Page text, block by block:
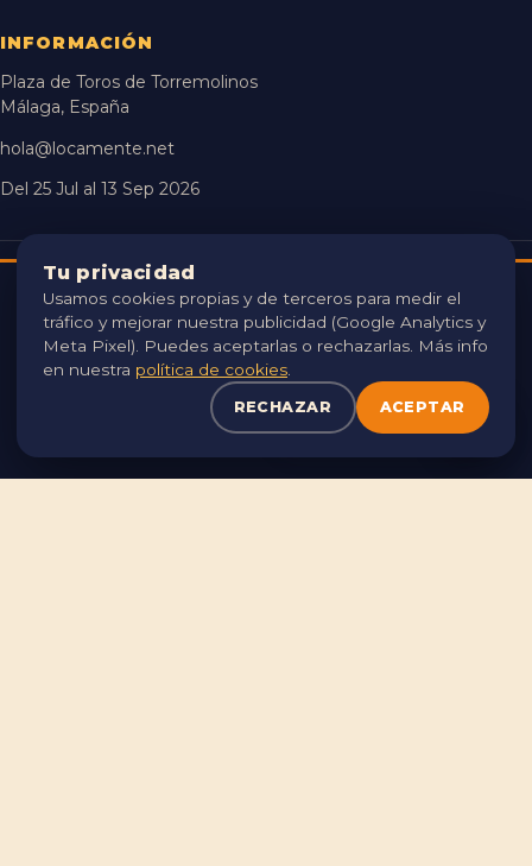
INFORMACIÓN
Plaza de Toros de Torremolinos
Málaga, España
hola@locamente.net
Del 25 Jul al 13 Sep 2026
Tu privacidad
Usamos cookies propias y de terceros para medir el
tráfico y mejorar nuestra publicidad (Google Analytics y
Meta Pixel). Puedes aceptarlas o rechazarlas. Más info
en nuestra política de cookies
RECHAZAR ACEPTAR
USAMOS COOKIES 🍪
Utilizamos cookies propias y de terceros para analizar el
tráfico y mejorar tu experiencia. Puedes aceptarlas o
rechazarlas. Consulta nuestrapolítica de cookies.
ACEPTAR